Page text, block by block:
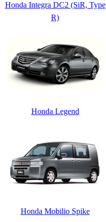
Honda Integra DC2 (SiR, Type
R)
Honda Legend
Honda Mobilio Spike